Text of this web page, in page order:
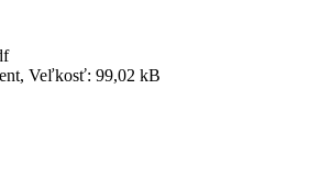
Veľkosť: 99,02 kB